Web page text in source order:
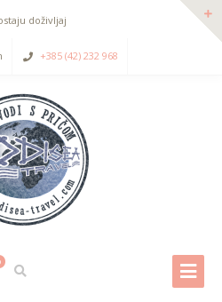
doživljaj
+385 (42) 232 968